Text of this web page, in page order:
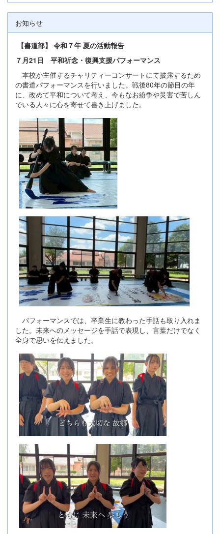
お知らせ
【書道部】 令和７年 夏の活動報告
７月21日 平和祈念・復興支援パフォーマンス
本校が主催するチャリティーコンサートにて披露するため
の書道パフォーマンスを行いました。戦後80年の節目の年
に、改めて平和について考え、今もなお紛争や災害で苦しん
でいる人々に心を寄せて書き上げました。
パフォーマンスでは、卒業生に教わった手話も取り入れま
した。未来へのメッセージを手話で表現し、言葉だけでなく
全身で思いを伝えました。